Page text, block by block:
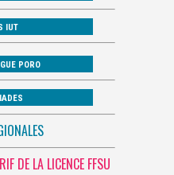
IUT
PORO
DE LA LICENCE FFSU